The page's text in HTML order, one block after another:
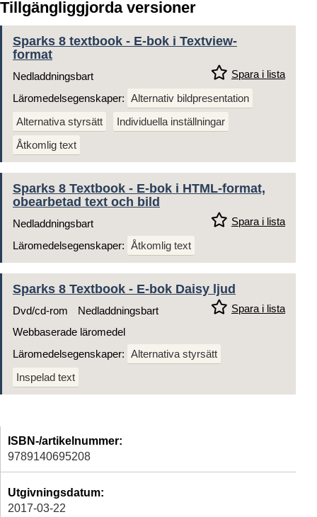
Tillgängliggjorda versioner
Sparks 8 textbook - E-bok i Textview-
format
Spara i lista
Nedladdningsbart
Läromedelsegenskaper: Alternativ bildpresentation
Alternativa styrsätt
Individuella inställningar
Åtkomlig text
Sparks 8 Textbook - E-bok i HTML-format,
obearbetad text och bild
Spara i lista
Nedladdningsbart
Läromedelsegenskaper: Åtkomlig text
Sparks 8 Textbook - E-bok Daisy ljud
Spara i lista
Dvd/cd-rom
Nedladdningsbart
Webbaserade läromedel
Läromedelsegenskaper: Alternativa styrsätt
Inspelad text
ISBN-/artikelnummer:
9789140695208
Utgivningsdatum:
2017-03-22